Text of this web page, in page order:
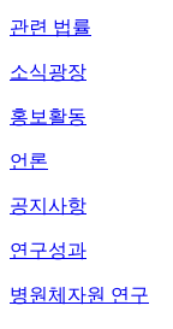
관련 법률
소식광장
홍보활동
언론
공지사항
연구성과
병원체자원 연구